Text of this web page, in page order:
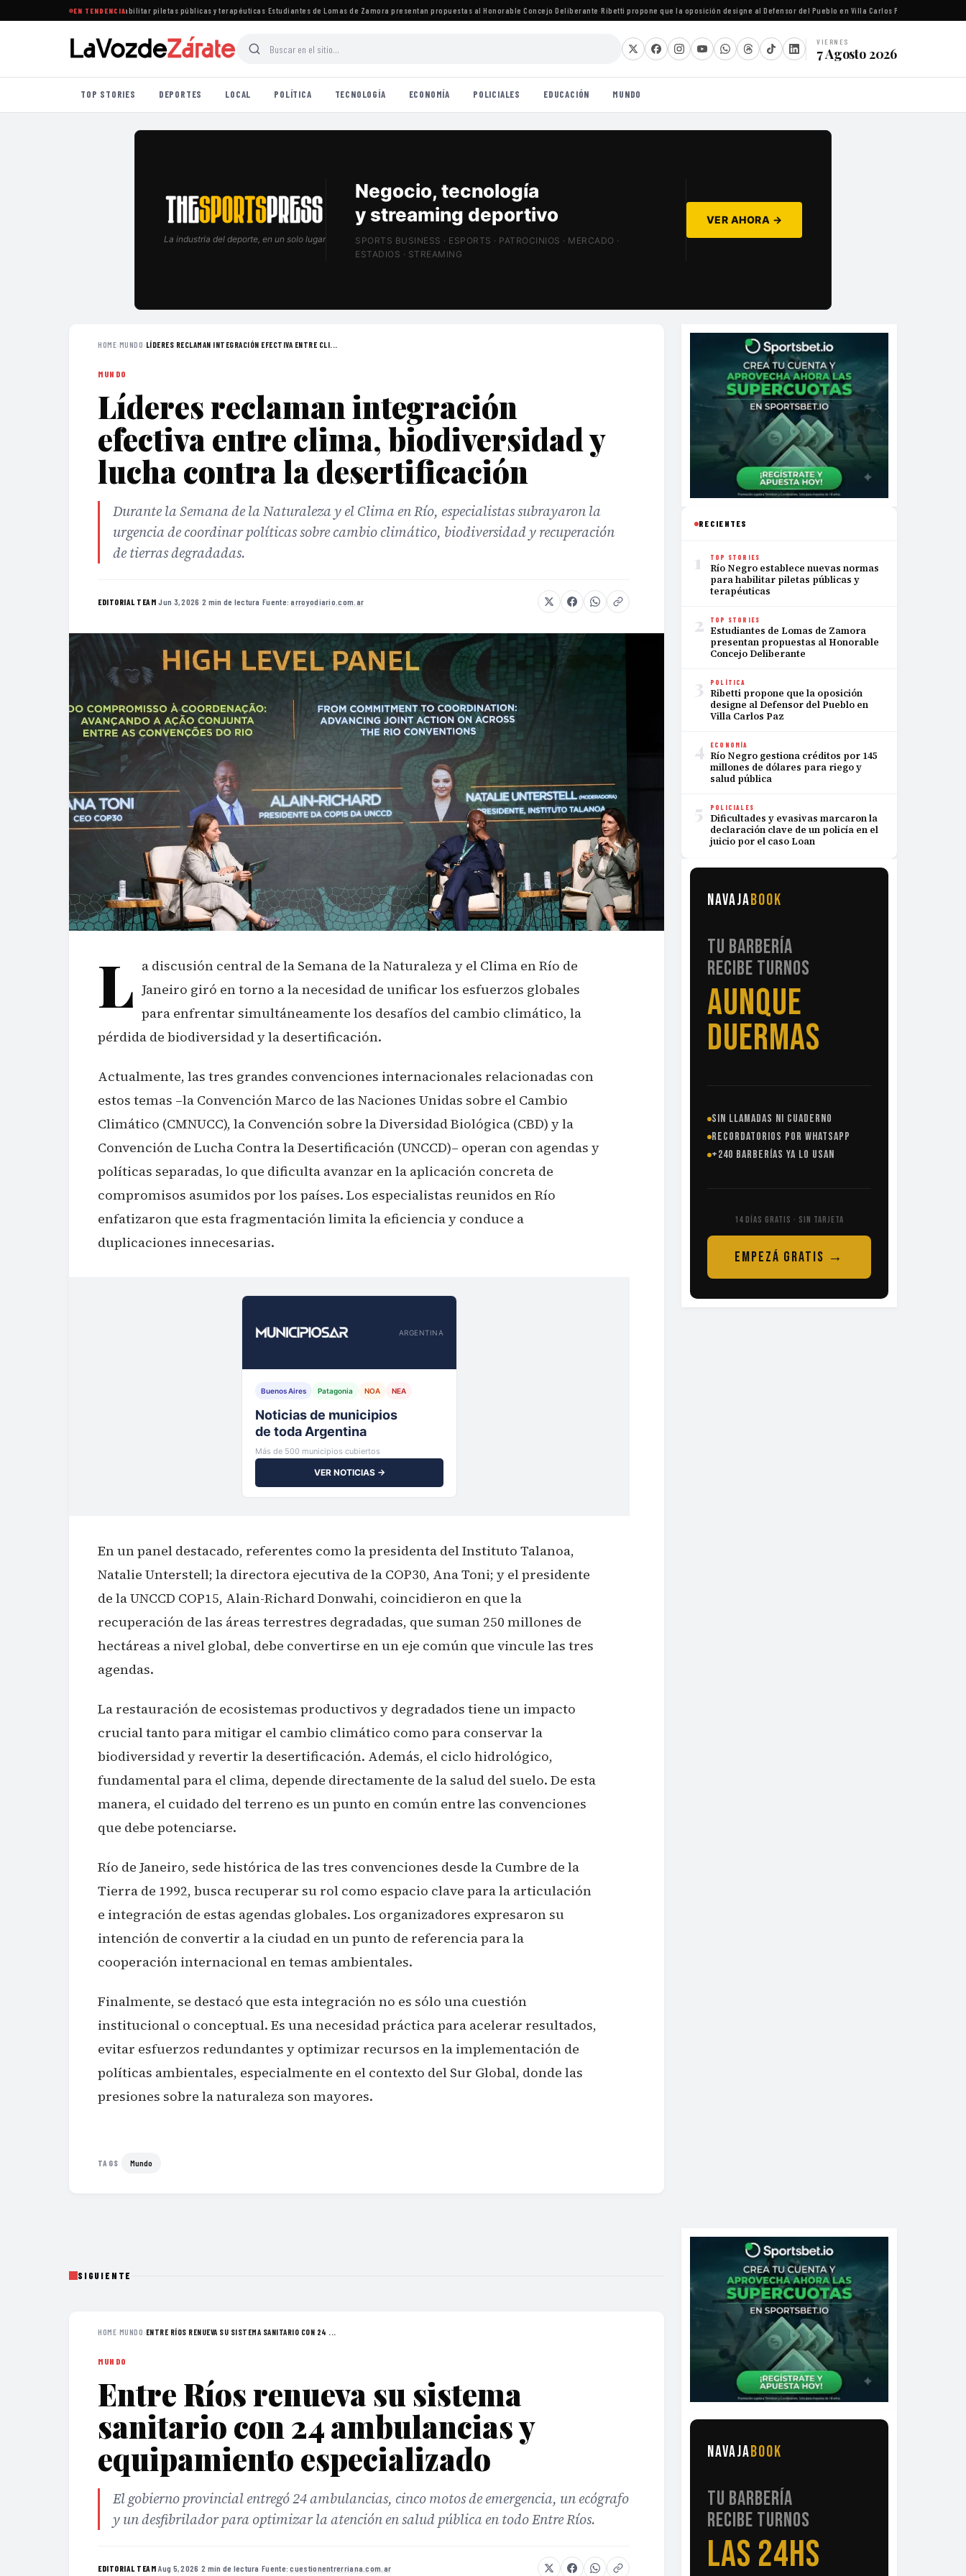
EN TENDENCIA
nuevas normas para habilitar piletas públicas y terapéuticas·Estudiantes de Lomas de Zamora presentan propuestas al Honorable Concejo Deliberante·Ribetti propone que la oposición designe al Defensor del Pueblo en Villa Carlos Paz ·Río Negro
VIERNES
7 Agosto 2026
TOP STORIES DEPORTES LOCAL POLÍTICA TECNOLOGÍA ECONOMÍA POLICIALES EDUCACIÓN MUNDO
La industria del deporte, en un solo lugar
Patrocinios, estadios
y Sports Tech
SPORTS BUSINESS · ESPORTS · PATROCINIOS · MERCADO ·
ESTADIOS · STREAMING
VER AHORA →
HOME›MUNDO› LÍDERES RECLAMAN INTEGRACIÓN EFECTIVA ENTRE CLI...
MUNDO
Líderes reclaman integración
efectiva entre clima, biodiversidad y
lucha contra la desertificación
Durante la Semana de la Naturaleza y el Clima en Río, especialistas subrayaron la
urgencia de coordinar políticas sobre cambio climático, biodiversidad y recuperación
de tierras degradadas.
EDITORIAL TEAM·Jun 3, 2026 ·2 min de lectura ·Fuente:arroyodiario.com.ar
L a discusión central de la Semana de la Naturaleza y el Clima en Río de
Janeiro giró en torno a la necesidad de unificar los esfuerzos globales
para enfrentar simultáneamente los desafíos del cambio climático, la
pérdida de biodiversidad y la desertificación.
Actualmente, las tres grandes convenciones internacionales relacionadas con
estos temas –la Convención Marco de las Naciones Unidas sobre el Cambio
Climático (CMNUCC), la Convención sobre la Diversidad Biológica (CBD) y la
Convención de Lucha Contra la Desertificación (UNCCD)– operan con agendas y
políticas separadas, lo que dificulta avanzar en la aplicación concreta de
compromisos asumidos por los países. Los especialistas reunidos en Río
enfatizaron que esta fragmentación limita la eficiencia y conduce a
duplicaciones innecesarias.
ARGENTINA
Buenos Aires Patagonia NOA NEA
Tu municipio,
al instante
Más de 500 municipios cubiertos
VER NOTICIAS →
En un panel destacado, referentes como la presidenta del Instituto Talanoa,
Natalie Unterstell; la directora ejecutiva de la COP30, Ana Toni; y el presidente
de la UNCCD COP15, Alain-Richard Donwahi, coincidieron en que la
recuperación de las áreas terrestres degradadas, que suman 250 millones de
hectáreas a nivel global, debe convertirse en un eje común que vincule las tres
agendas.
La restauración de ecosistemas productivos y degradados tiene un impacto
crucial tanto para mitigar el cambio climático como para conservar la
biodiversidad y revertir la desertificación. Además, el ciclo hidrológico,
fundamental para el clima, depende directamente de la salud del suelo. De esta
manera, el cuidado del terreno es un punto en común entre las convenciones
que debe potenciarse.
Río de Janeiro, sede histórica de las tres convenciones desde la Cumbre de la
Tierra de 1992, busca recuperar su rol como espacio clave para la articulación
e integración de estas agendas globales. Los organizadores expresaron su
intención de convertir a la ciudad en un punto de referencia para la
cooperación internacional en temas ambientales.
Finalmente, se destacó que esta integración no es sólo una cuestión
institucional o conceptual. Es una necesidad práctica para acelerar resultados,
evitar esfuerzos redundantes y optimizar recursos en la implementación de
políticas ambientales, especialmente en el contexto del Sur Global, donde las
presiones sobre la naturaleza son mayores.
TAGS Mundo
RECIENTES
1 TOP STORIES
Río Negro establece nuevas normas
para habilitar piletas públicas y
terapéuticas
2 TOP STORIES
Estudiantes de Lomas de Zamora
presentan propuestas al Honorable
Concejo Deliberante
3 POLÍTICA
Ribetti propone que la oposición
designe al Defensor del Pueblo en
Villa Carlos Paz
4 ECONOMÍA
Río Negro gestiona créditos por 145
millones de dólares para riego y
salud pública
5 POLICIALES
Dificultades y evasivas marcaron la
declaración clave de un policía en el
juicio por el caso Loan
NAVAJABOOK
TU BARBERÍA
RECIBE TURNOS
SIN
LLAMADAS
SIN LLAMADAS NI CUADERNO
RECORDATORIOS POR WHATSAPP
+240 BARBERÍAS YA LO USAN
14 DÍAS GRATIS · SIN TARJETA
EMPEZÁ GRATIS →
SIGUIENTE
HOME›MUNDO› ENTRE RÍOS RENUEVA SU SISTEMA SANITARIO CON 24 ...
MUNDO
Entre Ríos renueva su sistema
sanitario con 24 ambulancias y
equipamiento especializado
El gobierno provincial entregó 24 ambulancias, cinco motos de emergencia, un ecógrafo
y un desfibrilador para optimizar la atención en salud pública en todo Entre Ríos.
EDITORIAL TEAM·Aug 5, 2026 ·2 min de lectura ·Fuente:cuestionentrerriana.com.ar
NAVAJABOOK
TU BARBERÍA
RECIBE TURNOS
LAS 24HS